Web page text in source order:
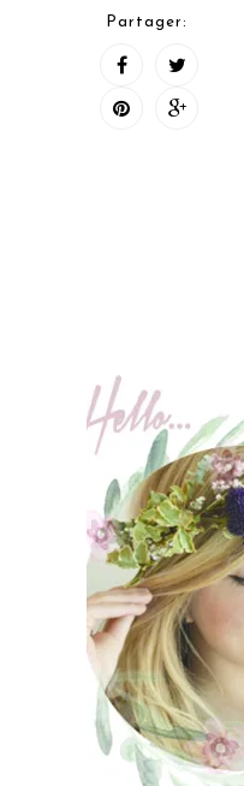
Partager: